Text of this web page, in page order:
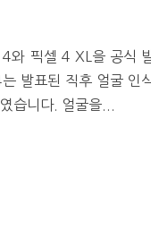
와 픽셀 4 XL을 공식
발표된 직후 얼굴 인
습니다. 얼굴을...